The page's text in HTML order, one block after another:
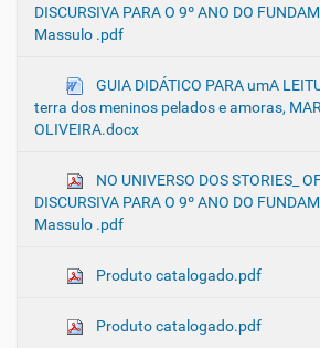
DISCURSIVA PARA O 9º ANO DO
Massulo .pdf
GUIA DIDÁTICO PARA umA
terra dos meninos pelados e amoras,
OLIVEIRA.docx
NO UNIVERSO DOS STORIES_
DISCURSIVA PARA O 9º ANO DO
Massulo .pdf
Produto catalogado.pdf
Produto catalogado.pdf